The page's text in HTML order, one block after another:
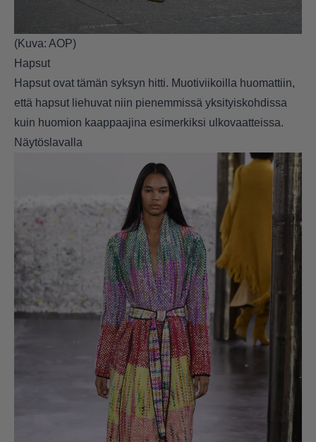
(Kuva: AOP)
Hapsut
Hapsut ovat tämän syksyn hitti. Muotiviikoilla huomattiin,
että hapsut liehuvat niin pienemmissä yksityiskohdissa
kuin huomion kaappaajina esimerkiksi ulkovaatteissa.
Näytöslavalla